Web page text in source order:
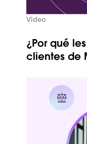
Video
¿Por qué
clientes de